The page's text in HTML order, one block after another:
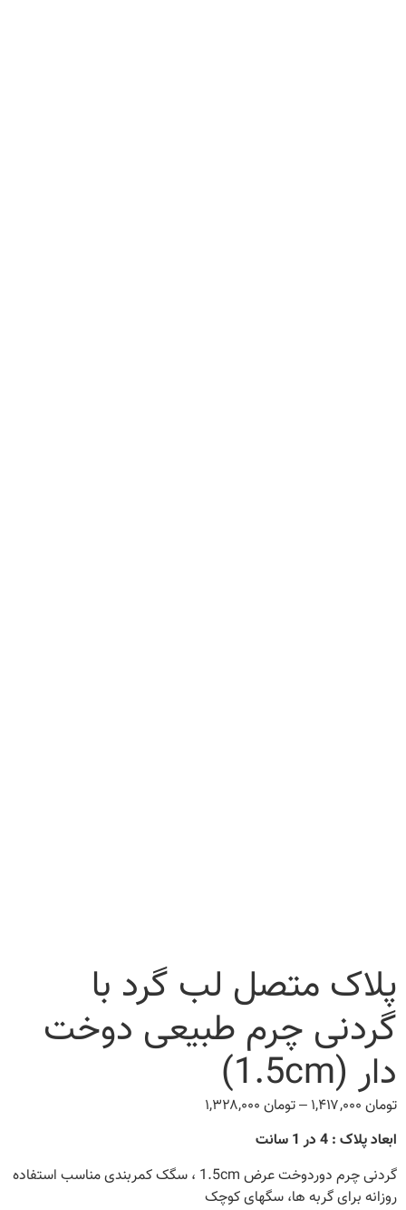
پلاک متصل لب گرد با
گردنی چرم طبیعی دوخت
دار (1.5cm)
تومان –تومان
through
ابعاد پلاک : 4 در 1 سانت
گردنی چرم دوردوخت عرض 1.5cm ، سگک کمربندی مناسب استفاده
روزانه برای گربه ها، سگهای کوچک